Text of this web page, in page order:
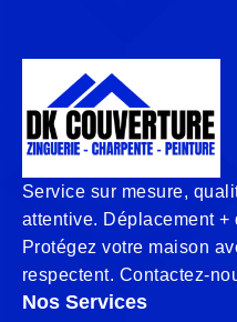
Service sur mesure,
attentive. Déplacement +
Protégez votre maison
respectent. Contactez-
Nos Services